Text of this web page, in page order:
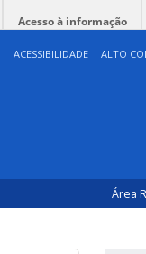
Acesso à informação
ACESSIBILIDADE ALTO
Área